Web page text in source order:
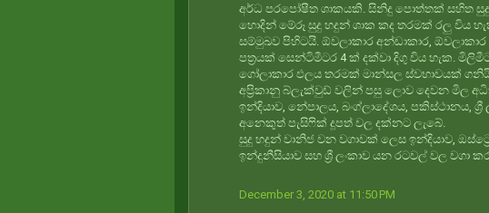
අර්ධ පරපෝෂීත ශාකයකි. සිනිදු පොත්තක් සහිත
හොදින් මේරූ සුදු හදුන් ශාක කද තරමක් රලු විය
සම්මුඛව පිහිටයි. ඕවලාකාර අන්ඩාකාර,
පත්‍රයක් සෙන්ටිමීටර 4 ක් දක්වා දිගු විය හැක.
ගෝලාකාර ඵලය තරමක් මාන්සල ස්වභාවයක්
අප්‍රිකානු බ්ලැක්වුඩ් වලින් පසු ලොව දෙවන මිල
ඉන්දියාව, නේපාලය, බංග්ලාදේශය, පකිස්ථානය,
අනෙකුත් පැසිෆික් දූපත් වල දක්නට ලැබේ.
සුදු හදුන් වානිජ වන වගාවක් ලෙස ඉන්දියාව,
ඉන්දුනීසියාව සහ ශ්‍රී ලංකාව යන රටවල් වල වගා
December 3, 2020 at 11:50 PM